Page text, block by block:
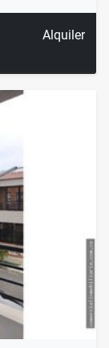
Alquiler